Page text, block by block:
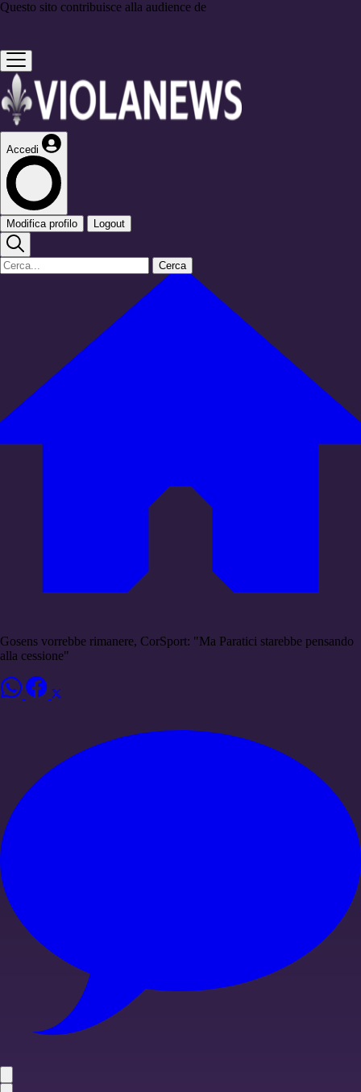
Questo sito contribuisce alla audience de
Accedi
Modifica profilo Logout
Cerca
Gosens vorrebbe rimanere, CorSport: "Ma Paratici starebbe pensando
alla cessione"